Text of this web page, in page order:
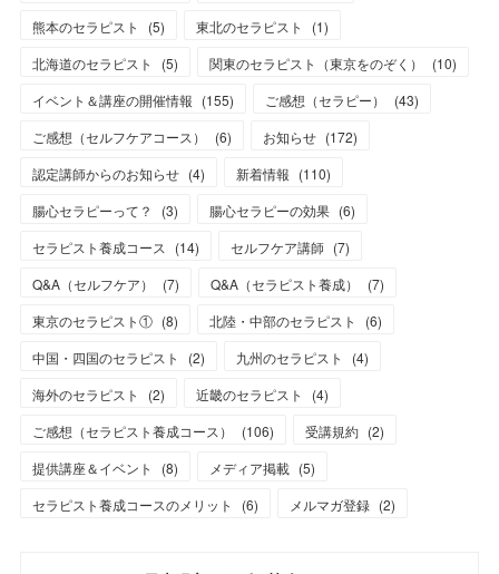
熊本のセラピスト
(5) 東北のセラピスト (1)
北海道のセラピスト
(5) 関東のセラピスト（東京をのぞく） (10)
イベント＆講座の開催情報 (155) ご感想（セラピー） (43)
ご感想（セルフケアコース）
(6) お知らせ (172)
認定講師からのお知らせ (4) 新着情報 (110)
腸心セラピーって？
(3) 腸心セラピーの効果 (6)
セラピスト養成コース
(14) セルフケア講師 (7)
Q&A（セルフケア）
(7) Q&A（セラピスト養成） (7)
東京のセラピスト① (8) 北陸・中部のセラピスト (6)
中国・四国のセラピスト
(2) 九州のセラピスト (4)
海外のセラピスト
(2) 近畿のセラピスト (4)
ご感想（セラピスト養成コース）
(106) 受講規約 (2)
提供講座＆イベント
(8) メディア掲載 (5)
セラピスト養成コースのメリット
(6) メルマガ登録 (2)